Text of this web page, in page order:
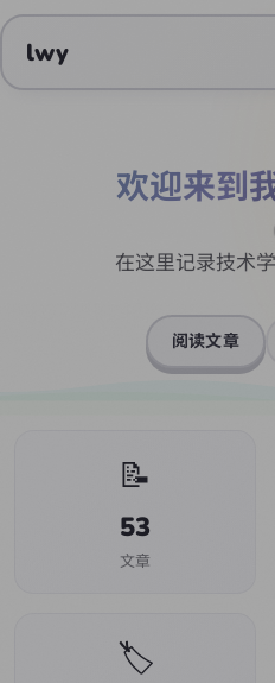
lwy
🐦
欢迎来到
在这里记录技术
阅读文章
📝
53
文章
🏷️